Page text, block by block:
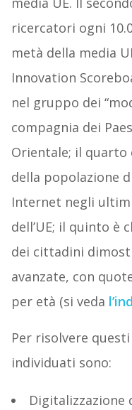
ricercatori ogni
metà della media
Innovation
nel gruppo dei
compagnia dei
Orientale; il quarto
della popolazione
Internet negli
dell’UE; il quinto è
dei cittadini
avanzate, con
per età (si veda
Per risolvere
individuati sono:
Digitalizzazione